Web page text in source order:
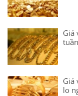
Giá
tuần
Giá
lo